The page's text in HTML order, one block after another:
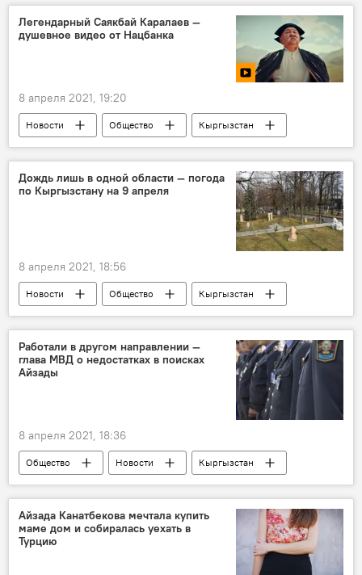
вакцина
Легендарный Саякбай Каралаев —
душевное видео от Нацбанка
8 апреля 2021, 19:20
Новости Общество
Кыргызстан
видео
Мультимедиа
Национальный банк КР
Саякбай Каралаев
эпос
Дождь лишь в одной области — погода
по Кыргызстану на 9 апреля
8 апреля 2021, 18:56
Новости Общество
Кыргызстан
Прогноз погоды по Кыргызстану
прогноз погоды
Работали в другом направлении —
глава МВД о недостатках в поисках
Айзады
8 апреля 2021, 18:36
Общество Новости
Кыргызстан
Похищение и убийство девушки в Бишкеке
МВД
Улан Ниязбеков
Безопасный город
убийство
Айзада Канатбекова мечтала купить
маме дом и собиралась уехать в
Турцию